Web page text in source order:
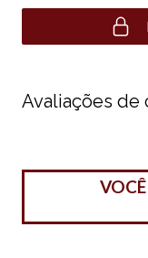
Avaliações de
VOCÊ